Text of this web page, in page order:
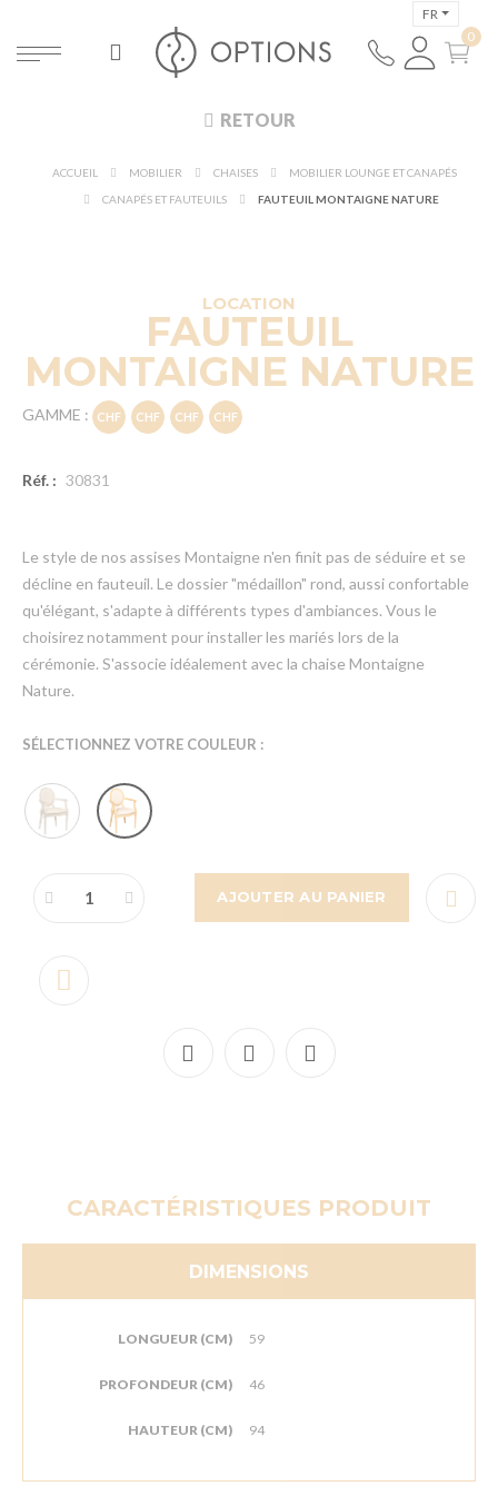
FR
RETOUR
ACCUEIL MOBILIER CHAISES
MOBILIER LOUNGE ET CANAPÉS
CANAPÉS ET FAUTEUILS
FAUTEUIL MONTAIGNE NATURE
LOCATION
FAUTEUIL
MONTAIGNE NATURE
GAMME :
Réf. : 30831
Le style de nos assises Montaigne n'en finit pas de séduire et se
décline en fauteuil. Le dossier "médaillon" rond, aussi confortable
qu'élégant, s'adapte à différents types d'ambiances. Vous le
choisirez notamment pour installer les mariés lors de la
cérémonie. S'associe idéalement avec la chaise Montaigne
Nature.
SÉLECTIONNEZ VOTRE COULEUR :
AJOUTER AU PANIER
CARACTÉRISTIQUES PRODUIT
DIMENSIONS
LONGUEUR (CM) 59
PROFONDEUR (CM) 46
HAUTEUR (CM) 94